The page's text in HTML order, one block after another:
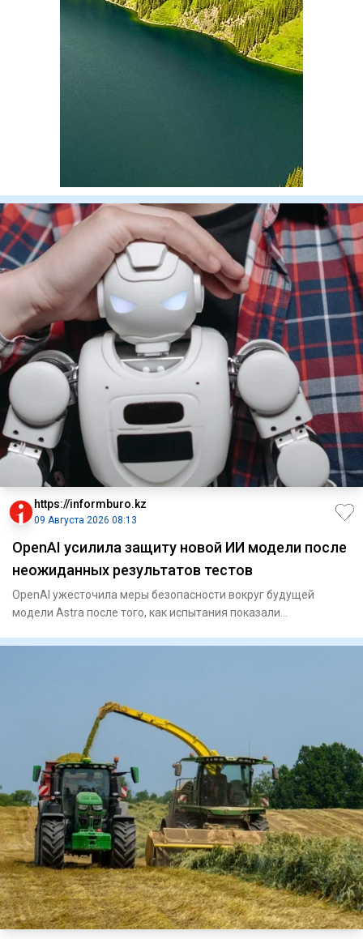
https://informburo.kz
09 Августа 2026 08:13
OpenAI усилила защиту новой ИИ модели после
неожиданных результатов тестов
OpenAI ужесточила меры безопасности вокруг будущей
модели Astra после того, как испытания показали